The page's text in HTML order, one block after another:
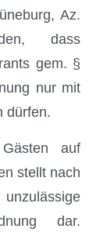
Az.
dass
gem. §
nur mit
dürfen.
auf
stellt nach
dar.